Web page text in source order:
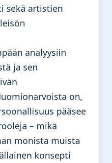
sekä artistien
analyysiin
ja sen
on,
pääsee
– mikä
monista muista
konsepti